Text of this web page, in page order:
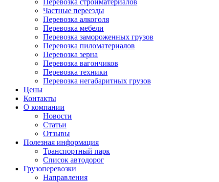
Перевозка стройматериалов
Частные переезды
Перевозка алкоголя
Перевозка мебели
Перевозка замороженных грузов
Перевозка пиломатериалов
Перевозка зерна
Перевозка вагончиков
Перевозка техники
Перевозка негабаритных грузов
Цены
Контакты
О компании
Новости
Статьи
Отзывы
Полезная информация
Транспортный парк
Список автодорог
Грузоперевозки
Направления